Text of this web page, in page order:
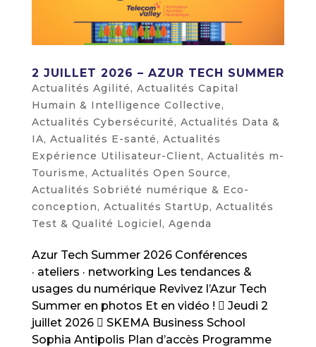
2 JUILLET 2026 – AZUR TECH SUMMER
Actualités Agilité, Actualités Capital
Humain & Intelligence Collective,
Actualités Cybersécurité, Actualités Data &
IA, Actualités E-santé, Actualités
Expérience Utilisateur-Client, Actualités m-
Tourisme, Actualités Open Source,
Actualités Sobriété numérique & Eco-
conception, Actualités StartUp, Actualités
Test & Qualité Logiciel, Agenda
Azur Tech Summer 2026 Conférences
· ateliers · networking Les tendances &
usages du numérique Revivez l’Azur Tech
Summer en photos Et en vidéo !  Jeudi 2
juillet 2026  SKEMA Business School
Sophia Antipolis Plan d’accès Programme